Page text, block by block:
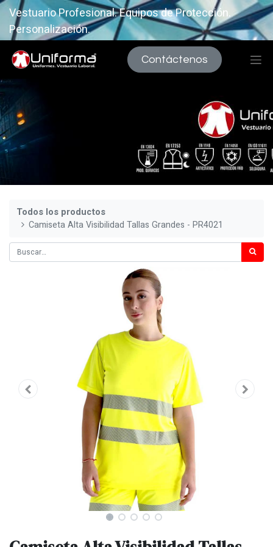
Vestuario Profesional. Equipos de Protección.
Personalización.
Contáctenos
Todos los productos
Camiseta Alta Visibilidad Tallas Grandes - PR4021